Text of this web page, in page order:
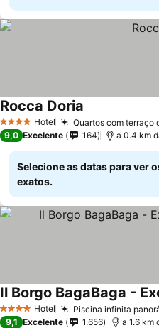
4 EstrelasHotel Quartos com terraço
Rocca Doria
9,0 Excelente 164 a 0.4 km
Selecione as datas para ver
exatos.
4 EstrelasHotel Piscina infinita
Ver preços
9,1 Excelente 1.656 a 1.6 km